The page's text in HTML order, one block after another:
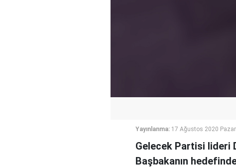
Yayınlanma: 17 Ağustos 2020
Gelecek Partisi lideri
Başbakanın